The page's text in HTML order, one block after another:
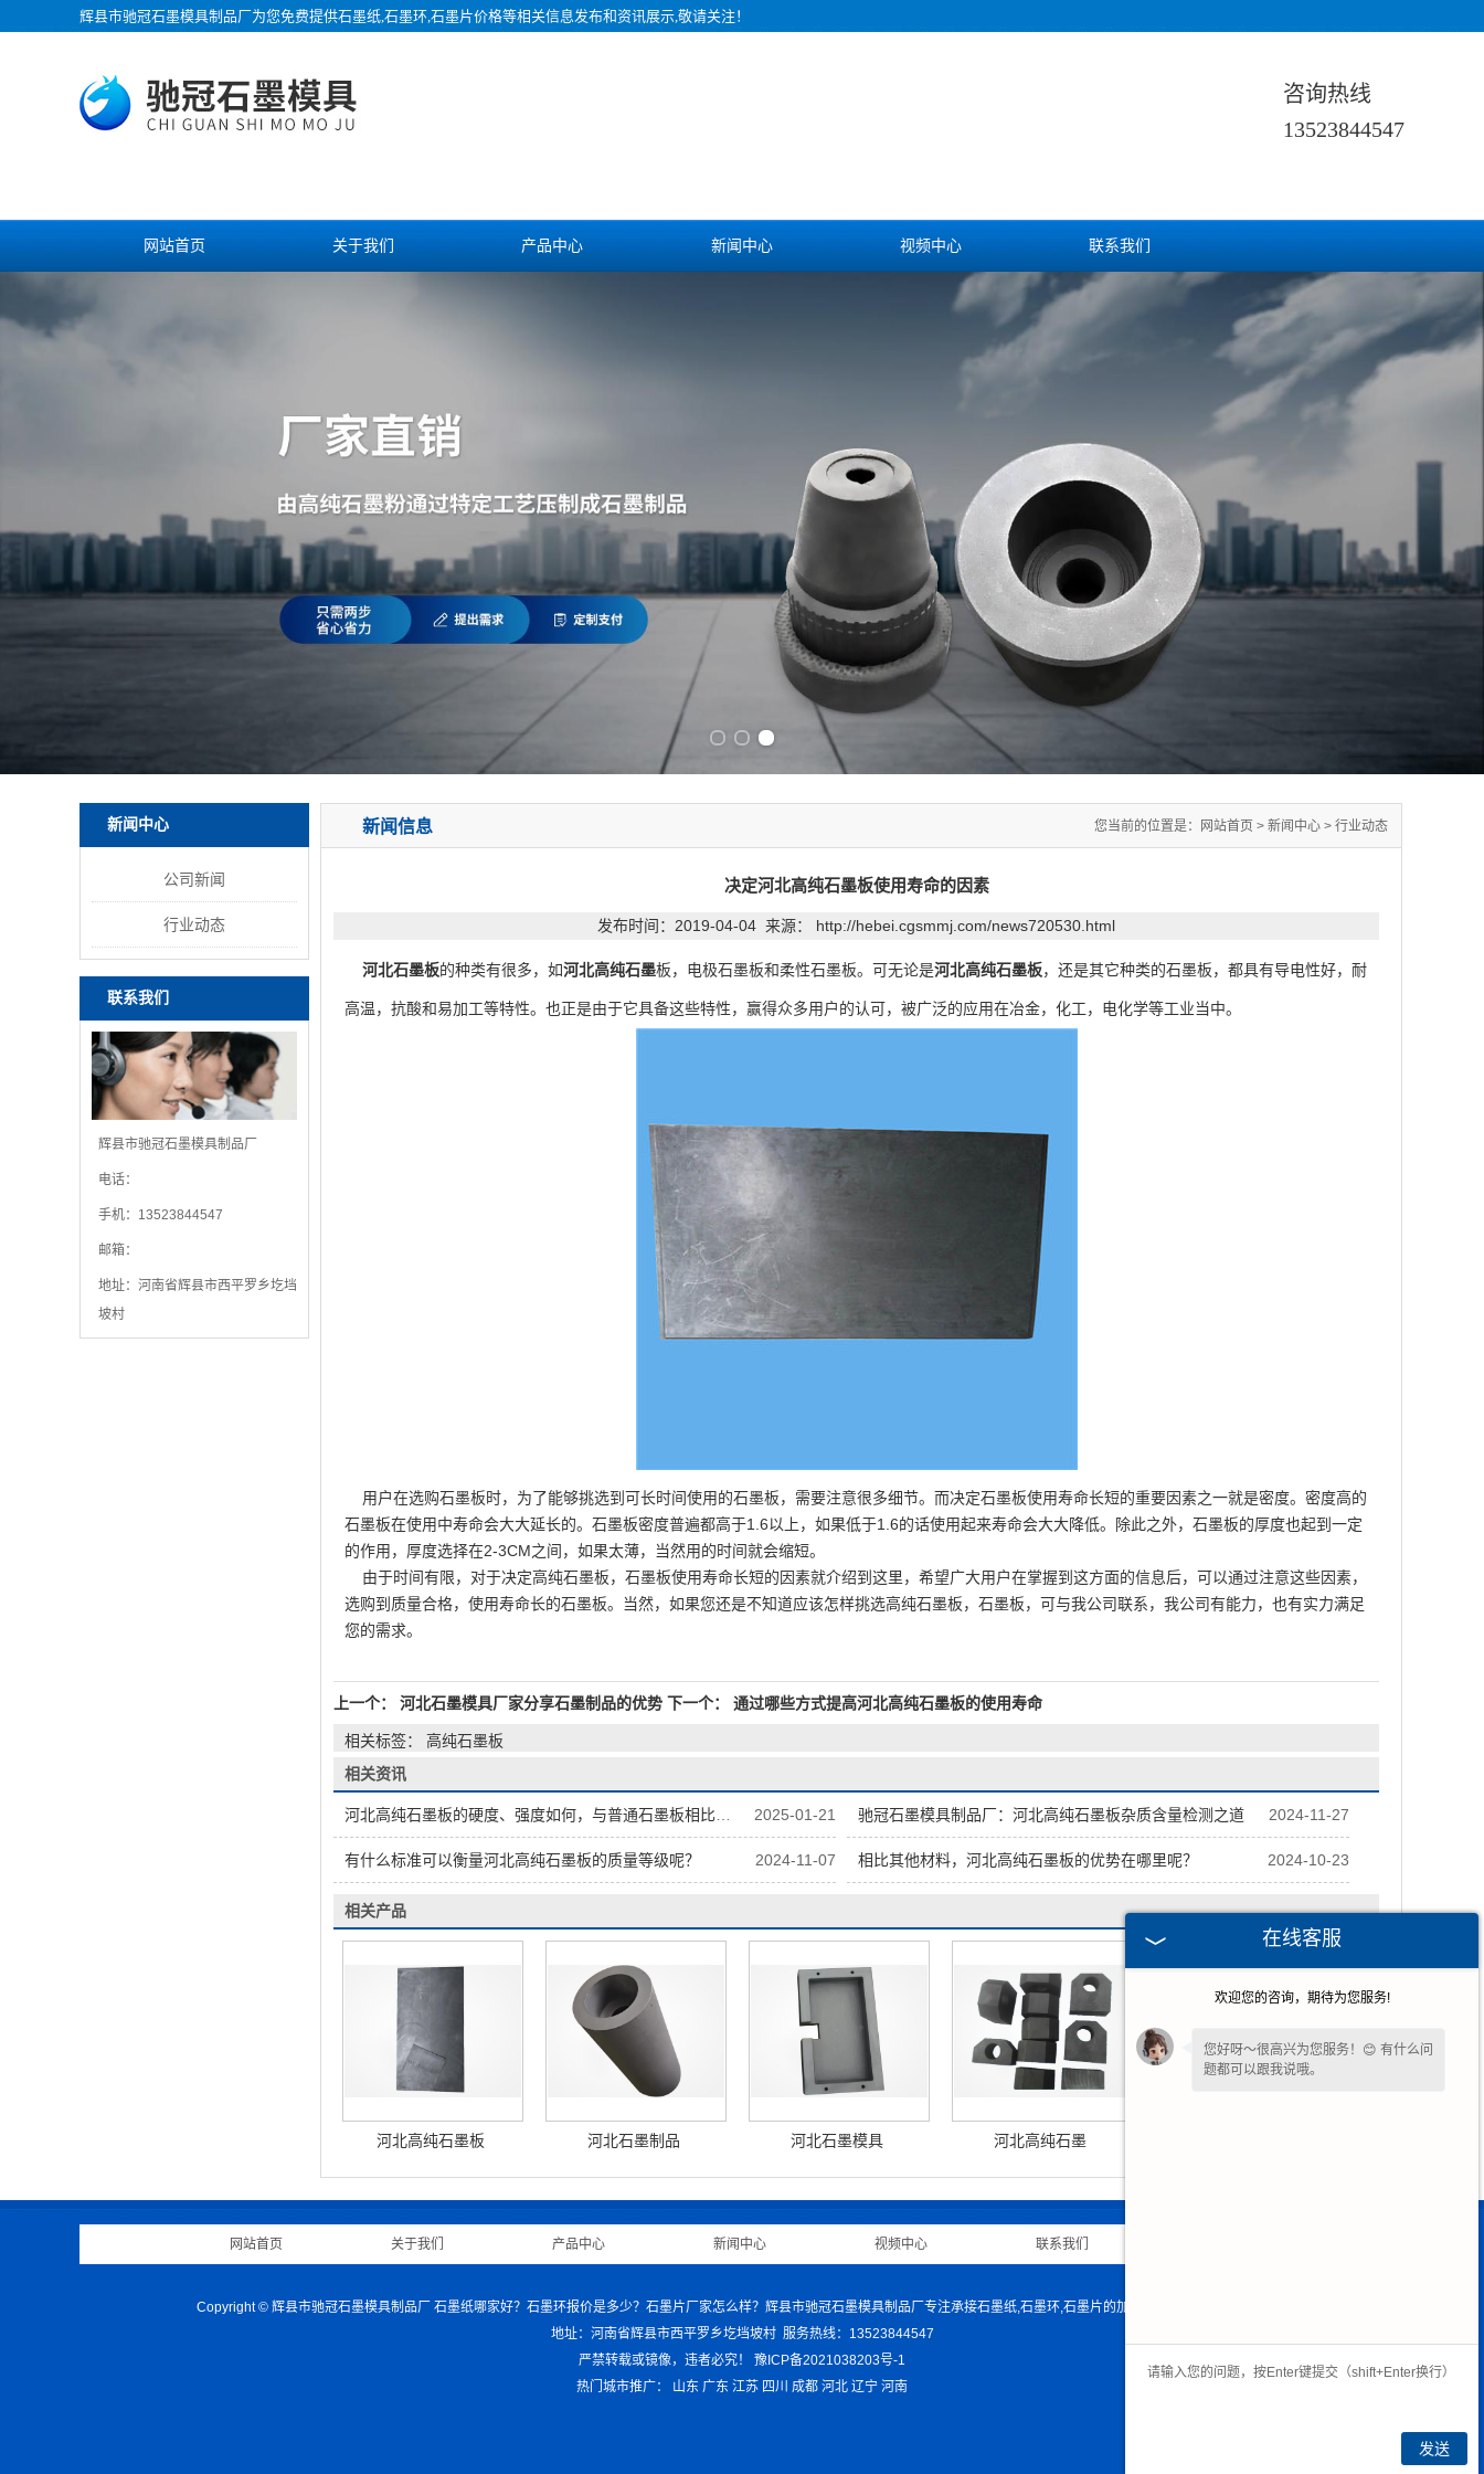
辉县市驰冠石墨模具制品厂为您免费提供石墨纸,石墨环,石墨片价格等相关信息发布和资讯展示,敬请关注！
咨询热线
13523844547
网站首页 关于我们 产品中心 新闻中心 视频中心 联系我们
新闻中心
公司新闻
行业动态
联系我们
辉县市驰冠石墨模具制品厂
电话：
手机：13523844547
邮箱：
地址：河南省辉县市西平罗乡圪垱
坡村
新闻信息 您当前的位置是： 网站首页 > 新闻中心 > 行业动态
决定河北高纯石墨板使用寿命的因素
发布时间：2019-04-04 来源： http://hebei.cgsmmj.com/news720530.html
河北石墨板的种类有很多，如河北高纯石墨板，电极石墨板和柔性石墨板。可无论是河北高纯石墨板，还是其它种类的石墨板，都具有导电性好，耐
高温，抗酸和易加工等特性。也正是由于它具备这些特性，赢得众多用户的认可，被广泛的应用在冶金，化工，电化学等工业当中。
用户在选购石墨板时，为了能够挑选到可长时间使用的石墨板，需要注意很多细节。而决定石墨板使用寿命长短的重要因素之一就是密度。密度高的
石墨板在使用中寿命会大大延长的。石墨板密度普遍都高于1.6以上，如果低于1.6的话使用起来寿命会大大降低。除此之外，石墨板的厚度也起到一定
的作用，厚度选择在2-3CM之间，如果太薄，当然用的时间就会缩短。
由于时间有限，对于决定高纯石墨板，石墨板使用寿命长短的因素就介绍到这里，希望广大用户在掌握到这方面的信息后，可以通过注意这些因素，
选购到质量合格，使用寿命长的石墨板。当然，如果您还是不知道应该怎样挑选高纯石墨板，石墨板，可与我公司联系，我公司有能力，也有实力满足
您的需求。
上一个： 河北石墨模具厂家分享石墨制品的优势 下一个： 通过哪些方式提高河北高纯石墨板的使用寿命
相关标签： 高纯石墨板
相关资讯
2025-01-21
河北高纯石墨板的硬度、强度如何，与普通石墨板相比有何不同，怎样提高其力学性能？ 2024-11-27
驰冠石墨模具制品厂：河北高纯石墨板杂质含量检测之道
2024-11-07
有什么标准可以衡量河北高纯石墨板的质量等级呢？ 2024-10-23
相比其他材料，河北高纯石墨板的优势在哪里呢？
相关产品
河北高纯石墨板 河北石墨制品 河北石墨模具 河北高纯石墨
网站首页 关于我们 产品中心 新闻中心 视频中心 联系我们
Copyright © 辉县市驰冠石墨模具制品厂 石墨纸哪家好？石墨环报价是多少？石墨片厂家怎么样？辉县市驰冠石墨模具制品厂专注承接石墨纸,石墨环,石墨片的加工生产，是您不错的选择！
地址：河南省辉县市西平罗乡圪垱坡村 服务热线：13523844547
严禁转载或镜像，违者必究！ 豫ICP备2021038203号-1
热门城市推广： 山东 广东 江苏 四川 成都 河北 辽宁 河南
在线客服
欢迎您的咨询，期待为您服务!
您好呀～很高兴为您服务！😊 有什么问
题都可以跟我说哦。
发送